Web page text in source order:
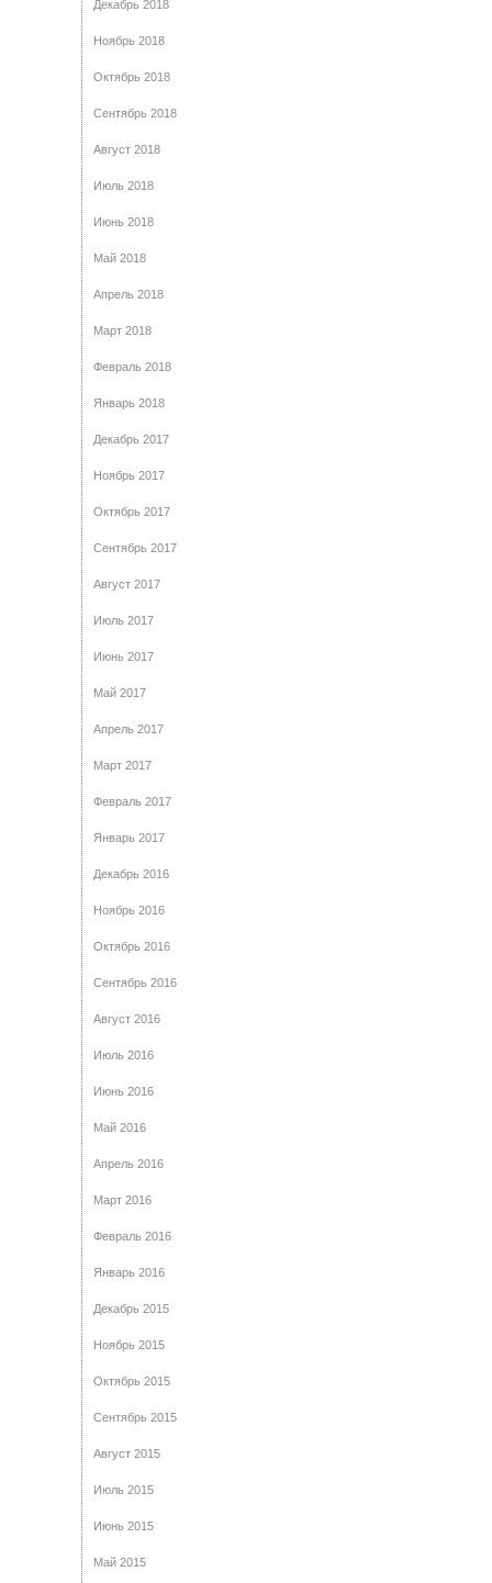
Декабрь 2018
Ноябрь 2018
Октябрь 2018
Сентябрь 2018
Август 2018
Июль 2018
Июнь 2018
Май 2018
Апрель 2018
Март 2018
Февраль 2018
Январь 2018
Декабрь 2017
Ноябрь 2017
Октябрь 2017
Сентябрь 2017
Август 2017
Июль 2017
Июнь 2017
Май 2017
Апрель 2017
Март 2017
Февраль 2017
Январь 2017
Декабрь 2016
Ноябрь 2016
Октябрь 2016
Сентябрь 2016
Август 2016
Июль 2016
Июнь 2016
Май 2016
Апрель 2016
Март 2016
Февраль 2016
Январь 2016
Декабрь 2015
Ноябрь 2015
Октябрь 2015
Сентябрь 2015
Август 2015
Июль 2015
Июнь 2015
Май 2015